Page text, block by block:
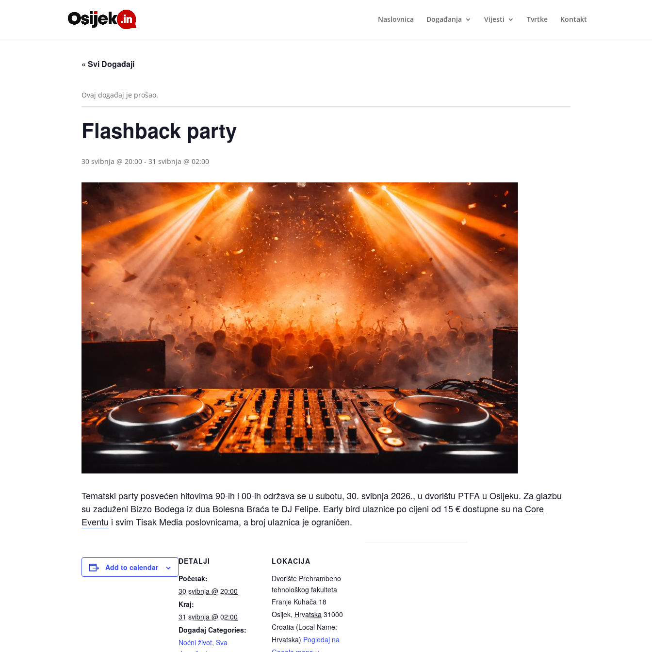
Naslovnica Događanja Vijesti Tvrtke Kontakt
« Svi Događaji
Ovaj događaj je prošao.
Flashback party
30 svibnja @ 20:00 - 31 svibnja @ 02:00
Tematski party posvećen hitovima 90-ih i 00-ih održava se u subotu, 30. svibnja 2026., u dvorištu PTFA u Osijeku. Za glazbu
su zaduženi Bizzo Bodega iz dua Bolesna Braća te DJ Felipe. Early bird ulaznice po cijeni od 15 € dostupne su na Core
Eventu i svim Tisak Media poslovnicama, a broj ulaznica je ograničen.
Add to calendar
DETALJI
Početak:
30 svibnja @ 20:00
Kraj:
31 svibnja @ 02:00
Događaj Categories:
Noćni život, Sva
LOKACIJA
Dvorište Prehrambeno
tehnološkog fakulteta
Franje Kuhača 18
Osijek, Hrvatska 31000
Croatia (Local Name:
Hrvatska) Pogledaj na